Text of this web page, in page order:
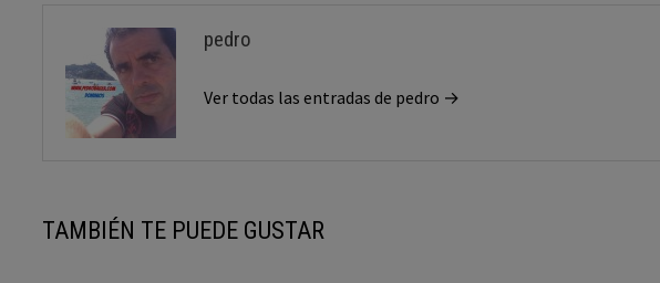
pedro
Ver todas las entradas de pedro →
TAMBIÉN TE PUEDE GUSTAR